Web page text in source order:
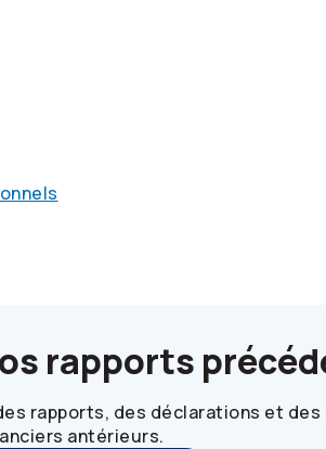
rapports
rapports, des déclarations et
antérieurs.